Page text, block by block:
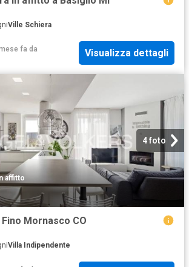
Ville Schiera
fa da
Visualizza dettagli
4 foto
affitto
Mornasco CO
Villa Indipendente